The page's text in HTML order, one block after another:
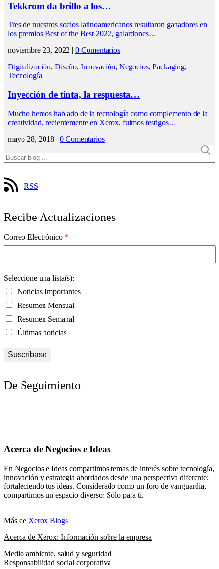
Tekkrom da brillo a los…
Tres de nuestros socios latinoamericanos resultaron ganadores en
los premios Best of the Best 2022, galardones…
noviembre 23, 2022 | 0 Comentarios
Digitalización, Diseño, Innovación, Negocios, Packaging,
Tecnología
Inyección de tinta, la respuesta…
Mucho hemos hablado de la tecnología como complemento de la
creatividad, recientemente en Xerox, fuimos testigos…
mayo 28, 2018 | 0 Comentarios
RSS
Recibe Actualizaciones
Correo Electrónico *
Seleccione una lista(s):
Noticias Importantes
Resumen Mensual
Resumen Semanal
Últimas noticias
De Seguimiento
Acerca de Negocios e Ideas
En Negocios e Ideas compartimos temas de interés sobre tecnología,
innovación y estrategia abordados desde una perspectiva diferente;
fortaleciendo tus ideas. Considerado como un foro de vanguardia,
compartimos un espacio diverso: Sólo para ti.
Más de Xerox Blogs
Acerca de Xerox: Información sobre la empresa
Medio ambiente, salud y seguridad
Responsabilidad social corporativa